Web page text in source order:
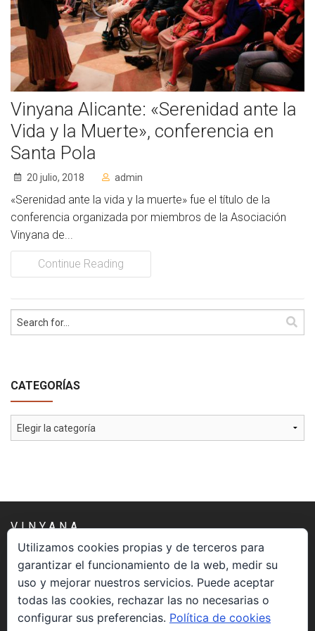
Socios de Número
Socios Colaboradores
Colaboramos con
Formaciones
Nuestra propuesta de formación
Realizadas
Acompañamiento
Noticias
Vídeos
Contacto
Cómo Colaborar
Vinyana Alicante: «Serenidad ante la
Vida y la Muerte», conferencia en
Santa Pola
20 julio, 2018 admin
«Serenidad ante la vida y la muerte» fue el título de la
conferencia organizada por miembros de la Asociación
Vinyana de...
Continue Reading
CATEGORÍAS
Categorías
VINYANA
Una asociación constituida sin ánimo de lucro cuya misión
es atender los aspectos espirituales relacionados con el
proceso vivir el morir.
Utilizamos cookies propias y de terceros para
garantizar el funcionamiento de la web, medir su
uso y mejorar nuestros servicios. Puede aceptar
todas las cookies, rechazar las no necesarias o
configurar sus preferencias. Política de cookies